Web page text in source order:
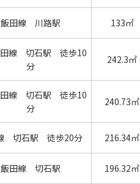
飯田線 川路駅 133㎡
田線 切石駅 徒歩10
分
242.3㎡
田線 切石駅 徒歩10
分
240.73㎡
切石駅 徒歩20分 216.34㎡
飯田線 切石駅 196.32㎡